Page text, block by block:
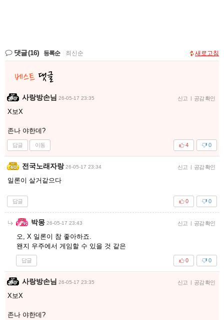
댓글(16) 등록순 최신순 새로고침
사랑방손님 26-05-17 23:35 신고 | 공감 확인
X보X
존나 야한데?
답글 이동 0
4
전국노래자랑 26-05-17 23:34 신고 | 공감 확인
일론이 살거같으다
답글 0
0
박몽 26-05-17 23:43 신고 | 공감 확인
오, X 일론이 참 좋아하죠.
왠지 우주에서 게임할 수 있을 것 같은
답글 0
0
사랑방손님 26-05-17 23:35 신고 | 공감 확인
X보X
존나 야한데?